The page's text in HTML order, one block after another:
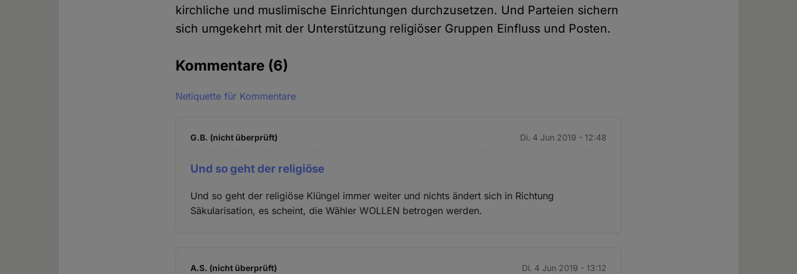
kirchliche und muslimische Einrichtungen durchzusetzen. Und Parteien sichern
sich umgekehrt mit der Unterstützung religiöser Gruppen Einfluss und Posten.
Kommentare (6)
Netiquette für Kommentare
G.B. (nicht überprüft) Di. 4 Jun 2019 - 12:48
Und so geht der religiöse
Und so geht der religiöse Klüngel immer weiter und nichts ändert sich in Richtung
Säkularisation, es scheint, die Wähler WOLLEN betrogen werden.
A.S. (nicht überprüft) Di. 4 Jun 2019 - 13:12